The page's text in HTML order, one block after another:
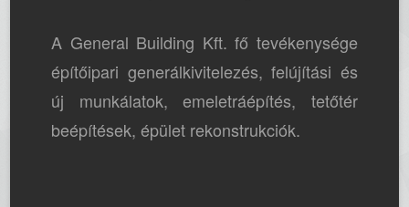
A General Building Kft. fő tevékenysége
építőipari generálkivitelezés, felújítási és
új munkálatok, emeletráépítés, tetőtér
beépítések, épület rekonstrukciók.